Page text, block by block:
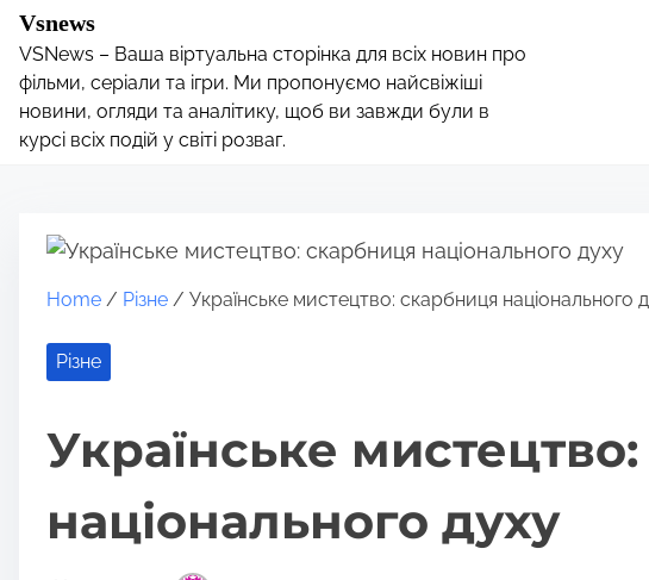
Vsnews
VSNews – Ваша віртуальна сторінка для всіх новин про
фільми, серіали та ігри. Ми пропонуємо найсвіжіші
новини, огляди та аналітику, щоб ви завжди були в
курсі всіх подій у світі розваг.
Home/ Різне/ Українське мистецтво: скарбниця національного
Різне
Українське
національного духу